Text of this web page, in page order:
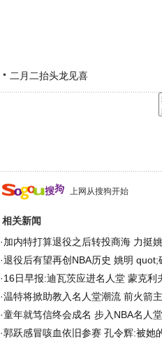
二月二抬头龙见喜
上网从搜狗开始
相关新闻
·加内特打算退役之后转投商海 力挺
·退役后有望再创NBA历史 姚明 quot;
·16日早报:迪瓦茨应进名人堂 蒙克利
·温特将掀助教入名人堂潮流 前火箭
·童年就笃信终会成名 步入NBA名人
·郭跃感冒咳血依旧参赛 孔令辉:被她